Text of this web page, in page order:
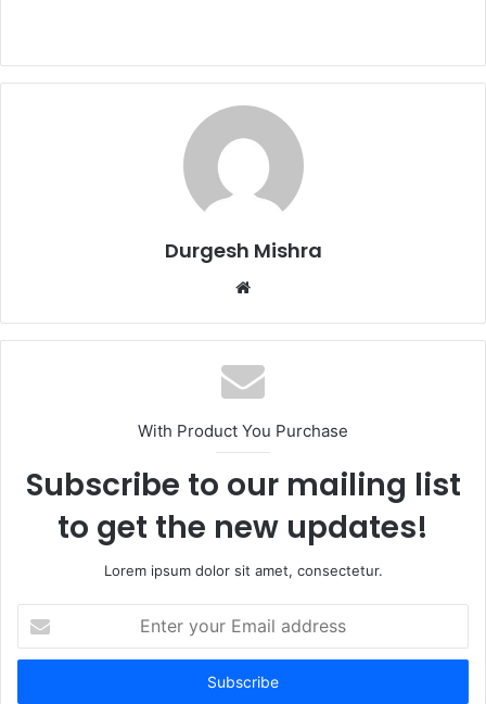
Durgesh Mishra
Website
With Product You Purchase
Subscribe to our mailing list
to get the new updates!
Lorem ipsum dolor sit amet, consectetur.
your
Email